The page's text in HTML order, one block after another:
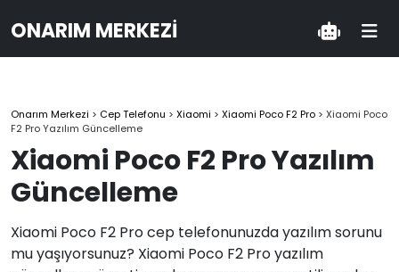
ONARIM MERKEZI
Onarım Merkezi > Cep Telefonu > Xiaomi > Xiaomi Poco F2 Pro > Xiaomi Poco
F2 Pro Yazılım Güncelleme
Xiaomi Poco F2 Pro Yazılım
Güncelleme
Xiaomi Poco F2 Pro cep telefonunuzda yazılım sorunu
mu yaşıyorsunuz? Xiaomi Poco F2 Pro yazılım